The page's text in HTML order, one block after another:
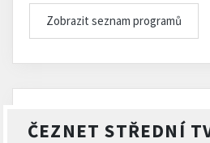
Zobrazit seznam programů
ČEZNET STŘEDNÍ